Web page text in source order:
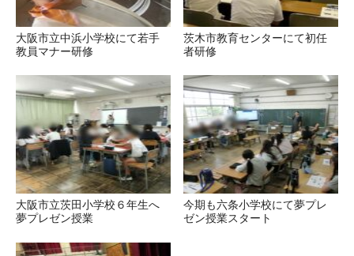
大阪市立中浜小学校にて若手
教員マナー研修
茨木市教育センターにて初任
者研修
大阪市立茨田小学校６年生へ
夢プレゼン授業
今期も六条小学校にて夢プレ
ゼン授業スタート